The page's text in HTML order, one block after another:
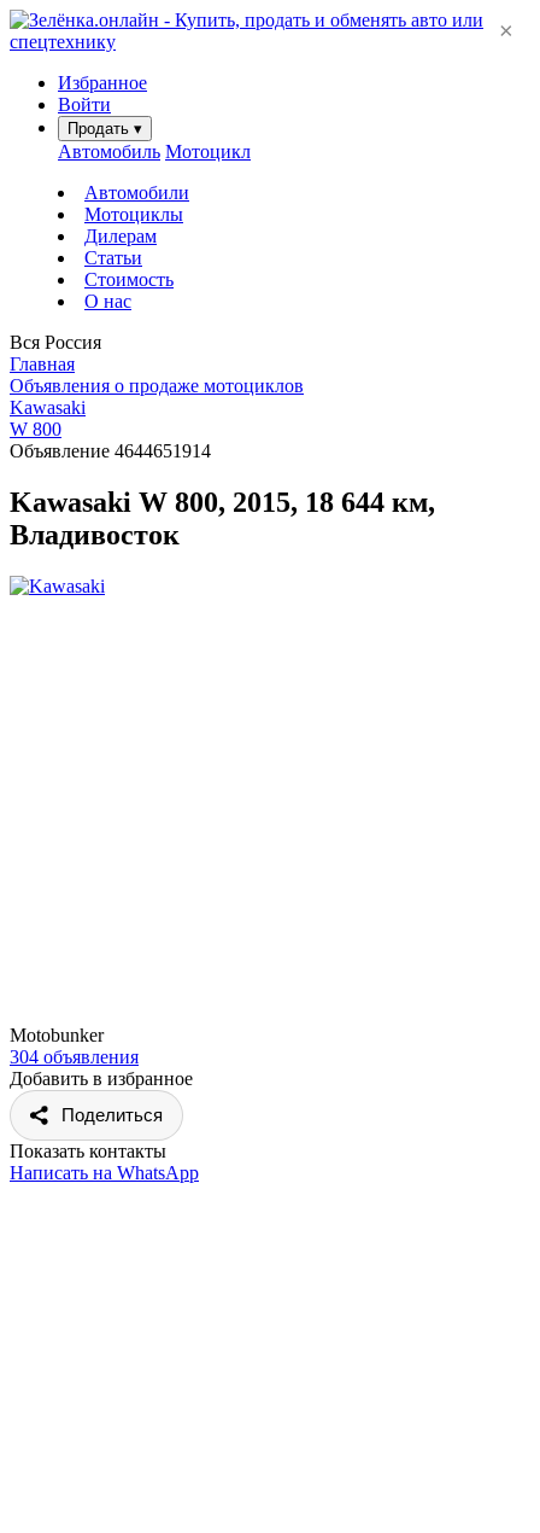
Избранное
Войти
Продать ▾
Автомобиль Мотоцикл
Автомобили
Мотоциклы
Дилерам
Статьи
Стоимость
О нас
Вся Россия
Главная
Объявления о продаже мотоциклов
Kawasaki
W 800
Объявление 4644651914
Kawasaki W 800, 2015, 18 644 км,
Владивосток
Motobunker
304 объявления
Добавить в избранное
Поделиться
Показать контакты
Написать на WhatsApp
×